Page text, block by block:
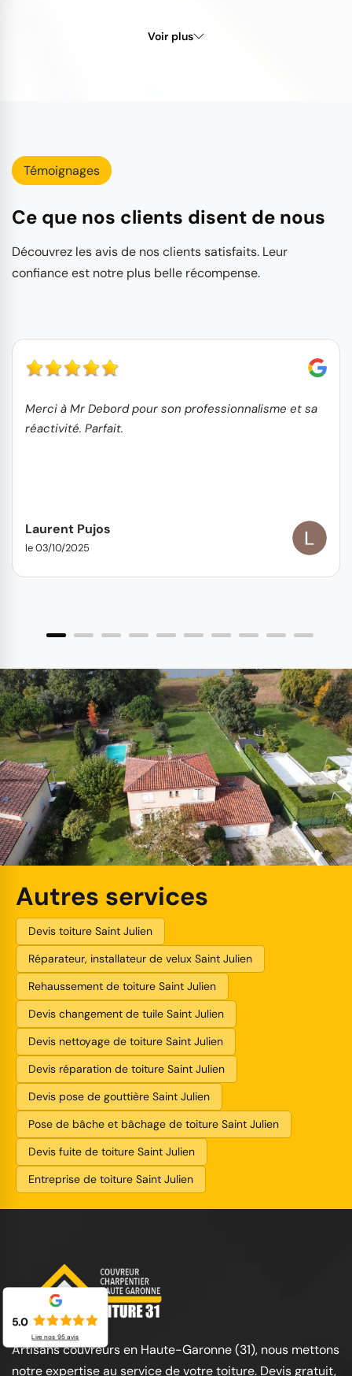
Voir plus
Témoignages
Ce que nos clients disent de nous
Découvrez les avis de nos clients satisfaits. Leur
confiance est notre plus belle récompense.
Merci à Mr Debord pour son professionnalisme et sa
réactivité. Parfait.
Laurent Pujos
le 03/10/2025
Autres services
Devis toiture Saint Julien
Réparateur, installateur de velux Saint Julien
Rehaussement de toiture Saint Julien
Devis changement de tuile Saint Julien
Devis nettoyage de toiture Saint Julien
Devis réparation de toiture Saint Julien
Devis pose de gouttière Saint Julien
Pose de bâche et bâchage de toiture Saint Julien
Devis fuite de toiture Saint Julien
Entreprise de toiture Saint Julien
Artisans couvreurs en Haute-Garonne (31), nous mettons
notre expertise au service de votre toiture. Devis gratuit,
5.0
Lire nos 95avis